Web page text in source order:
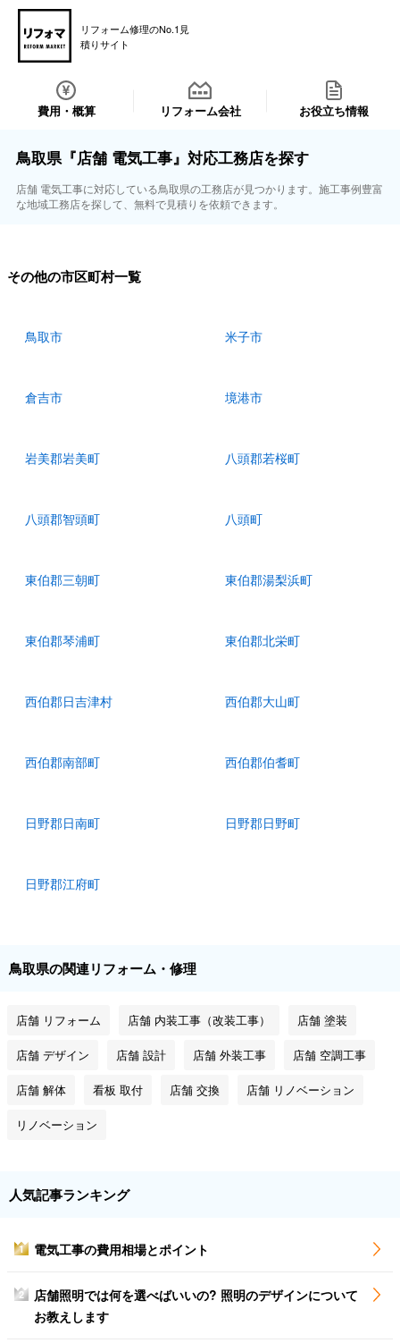
リフォーム修理のNo.1見
積りサイト
費用・概算 リフォーム会社 お役立ち情報
鳥取県『店舗 電気工事』対応工務店を探す
店舗 電気工事に対応している鳥取県の工務店が見つかります。施工事例豊富
な地域工務店を探して、無料で見積りを依頼できます。
その他の市区町村一覧
鳥取市 米子市
倉吉市 境港市
岩美郡岩美町 八頭郡若桜町
八頭郡智頭町 八頭町
東伯郡三朝町 東伯郡湯梨浜町
東伯郡琴浦町 東伯郡北栄町
西伯郡日吉津村 西伯郡大山町
西伯郡南部町 西伯郡伯耆町
日野郡日南町 日野郡日野町
日野郡江府町
鳥取県の関連リフォーム・修理
店舗 リフォーム 店舗 内装工事（改装工事） 店舗 塗装
店舗 デザイン 店舗 設計 店舗 外装工事 店舗 空調工事
店舗 解体 看板 取付 店舗 交換 店舗 リノベーション
リノベーション
人気記事ランキング
1 電気工事の費用相場とポイント
2
店舗照明では何を選べばいいの? 照明のデザインについて
お教えします